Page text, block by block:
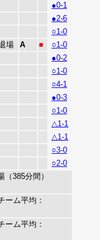
●0-1
●2-6
○1-0
場 A ■
○1-0
●0-2
○1-0
○4-1
●0-3
○1-0
△1-1
△1-1
○3-0
○2-0
（385分間）
ーム平均：
ーム平均：